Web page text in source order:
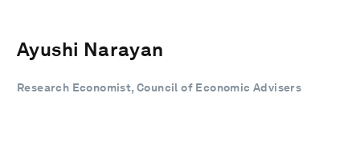
Ayushi Narayan
Research Economist, Council of Economic Advisers